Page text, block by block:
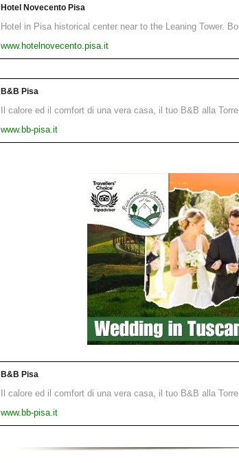
Hotel Novecento Pisa
Hotel in Pisa historical center near to the Leaning Tower.
www.hotelnovecento.pisa.it
B&B Pisa
Il calore ed il comfort di una vera casa, il tuo B&B alla
www.bb-pisa.it
B&B Pisa
Il calore ed il comfort di una vera casa, il tuo B&B alla
www.bb-pisa.it